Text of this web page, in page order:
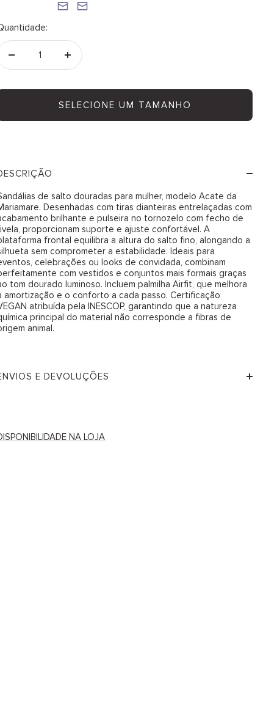
Aumentar
SELECIONE UM TAMANHO
de salto douradas para mulher, modelo Acate da
Desenhadas com tiras dianteiras entrelaçadas com
brilhante e pulseira no tornozelo com fecho de
proporcionam suporte e ajuste confortável. A
frontal equilibra a altura do salto fino, alongando a
sem comprometer a estabilidade. Ideais para
celebrações ou looks de convidada, combinam
com vestidos e conjuntos mais formais graças
tom dourado luminoso. Incluem palmilha Airfit, que melhora
amortização e o conforto a cada passo. Certificação
atribuída pela INESCOP, garantindo que a natureza
principal do material não corresponde a fibras de
animal.
E DEVOLUÇÕES
NA LOJA